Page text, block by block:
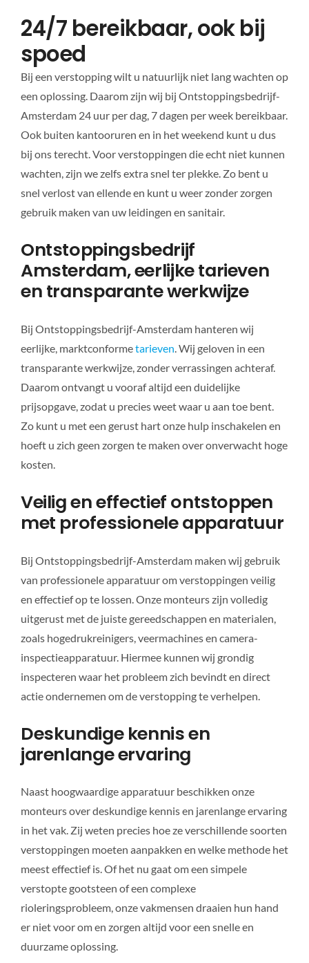
24/7 bereikbaar, ook bij
spoed
Bij een verstopping wilt u natuurlijk niet lang wachten op
een oplossing. Daarom zijn wij bij Ontstoppingsbedrijf-
Amsterdam 24 uur per dag, 7 dagen per week bereikbaar.
Ook buiten kantooruren en in het weekend kunt u dus
bij ons terecht. Voor verstoppingen die echt niet kunnen
wachten, zijn we zelfs extra snel ter plekke. Zo bent u
snel verlost van ellende en kunt u weer zonder zorgen
gebruik maken van uw leidingen en sanitair.
Ontstoppingsbedrijf
Amsterdam, eerlijke tarieven
en transparante werkwijze
Bij Ontstoppingsbedrijf-Amsterdam hanteren wij
eerlijke, marktconformetarieven. Wij geloven in een
transparante werkwijze, zonder verrassingen achteraf.
Daarom ontvangt u vooraf altijd een duidelijke
prijsopgave, zodat u precies weet waar u aan toe bent.
Zo kunt u met een gerust hart onze hulp inschakelen en
hoeft u zich geen zorgen te maken over onverwacht hoge
kosten.
Veilig en effectief ontstoppen
met professionele apparatuur
Bij Ontstoppingsbedrijf-Amsterdam maken wij gebruik
van professionele apparatuur om verstoppingen veilig
en effectief op te lossen. Onze monteurs zijn volledig
uitgerust met de juiste gereedschappen en materialen,
zoals hogedrukreinigers, veermachines en camera-
inspectieapparatuur. Hiermee kunnen wij grondig
inspecteren waar het probleem zich bevindt en direct
actie ondernemen om de verstopping te verhelpen.
Deskundige kennis en
jarenlange ervaring
Naast hoogwaardige apparatuur beschikken onze
monteurs over deskundige kennis en jarenlange ervaring
in het vak. Zij weten precies hoe ze verschillende soorten
verstoppingen moeten aanpakken en welke methode het
meest effectief is. Of het nu gaat om een simpele
verstopte gootsteen of een complexe
rioleringsprobleem, onze vakmensen draaien hun hand
er niet voor om en zorgen altijd voor een snelle en
duurzame oplossing.